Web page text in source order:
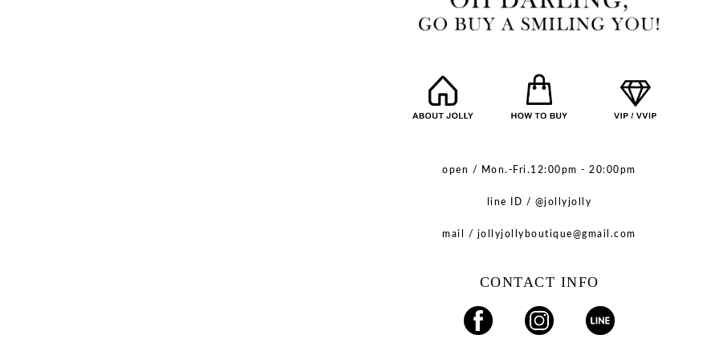
open / Mon.-Fri.12:00pm - 20:00pm
line ID / @jollyjolly
mail / jollyjollyboutique@gmail.com
CONTACT INFO